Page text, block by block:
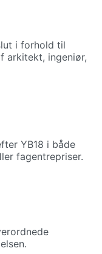
i forhold til
arkitekt, ingeniør,
YB18 i både
fagentrepriser.